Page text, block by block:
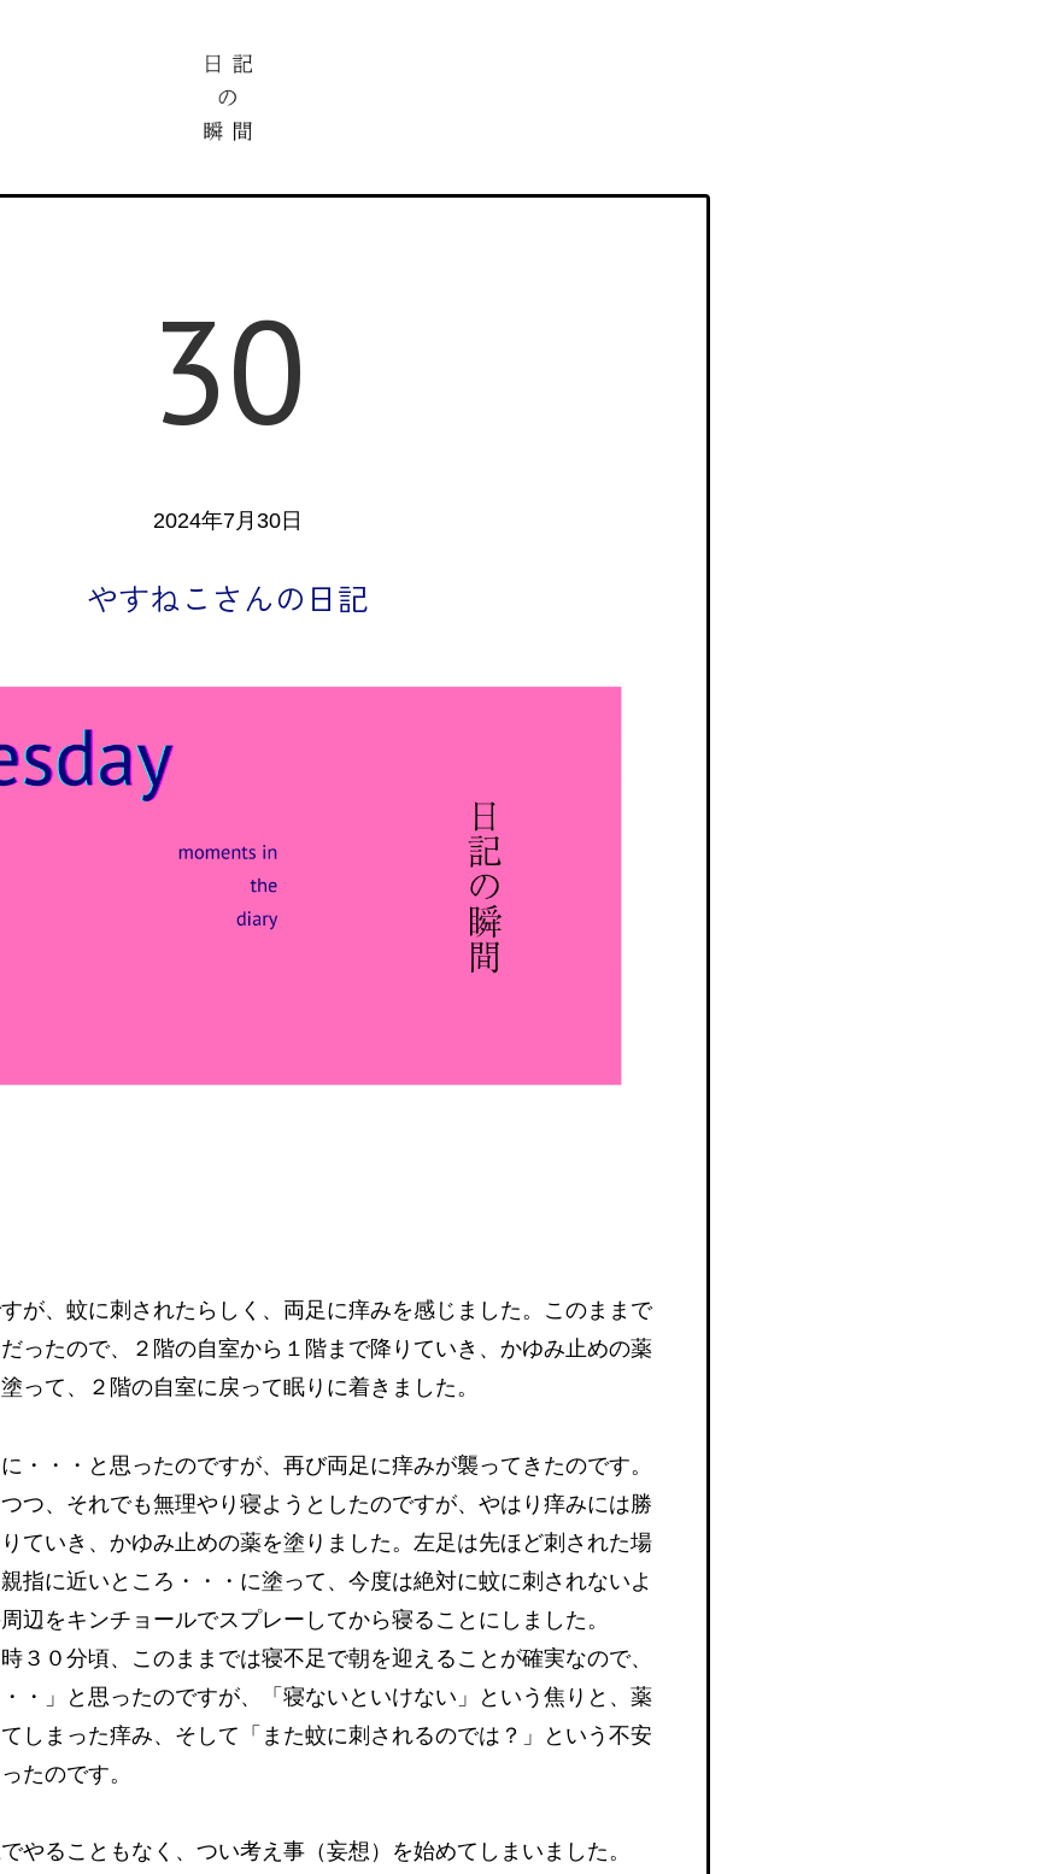
30
2024年7月30日
やすねこさんの日記
が、蚊に刺されたらしく、両足に痒みを感じました。このままで
ったので、２階の自室から１階まで降りていき、かゆみ止めの薬
って、２階の自室に戻って眠りに着きました。
・・・と思ったのですが、再び両足に痒みが襲ってきたのです。
つつ、それでも無理やり寝ようとしたのですが、やはり痒みには勝
ていき、かゆみ止めの薬を塗りました。左足は先ほど刺された場
指に近いところ・・・に塗って、今度は絶対に蚊に刺されないよ
辺をキンチョールでスプレーしてから寝ることにしました。
３０分頃、このままでは寝不足で朝を迎えることが確実なので、
・・」と思ったのですが、「寝ないといけない」という焦りと、薬
しまった痒み、そして「また蚊に刺されるのでは？」という不安
たのです。
やることもなく、つい考え事（妄想）を始めてしまいました。